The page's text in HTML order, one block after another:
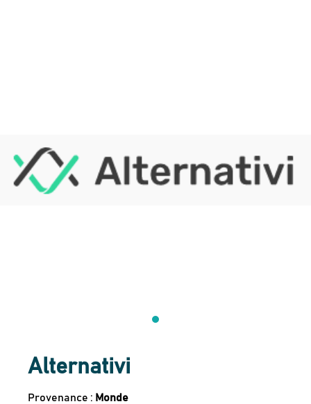
Alternativi
Provenance : Monde